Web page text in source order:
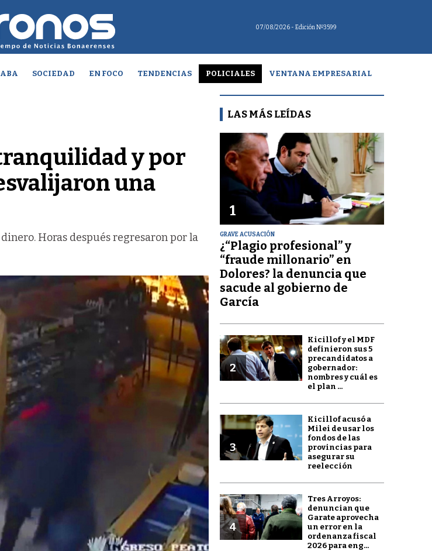
07/08/2026 - Edición Nº3599
SOCIEDAD EN FOCO TENDENCIAS POLICIALES VENTANA EMPRESARIAL
y por
una
Horas después regresaron por la
LAS MÁS LEÍDAS
1
GRAVE ACUSACIÓN
¿“Plagio profesional” y
“fraude millonario” en
Dolores? la denuncia que
sacude al gobierno de
García
2
Kicillof y el MDF
definieron sus 5
precandidatos a
gobernador:
nombres y cuál es
el plan ...
3
Kicillof acusó a
Milei de usar los
fondos de las
provincias para
asegurar su
reelección
4
Tres Arroyos:
denuncian que
Garate aprovecha
un error en la
ordenanza fiscal
2026 para eng...